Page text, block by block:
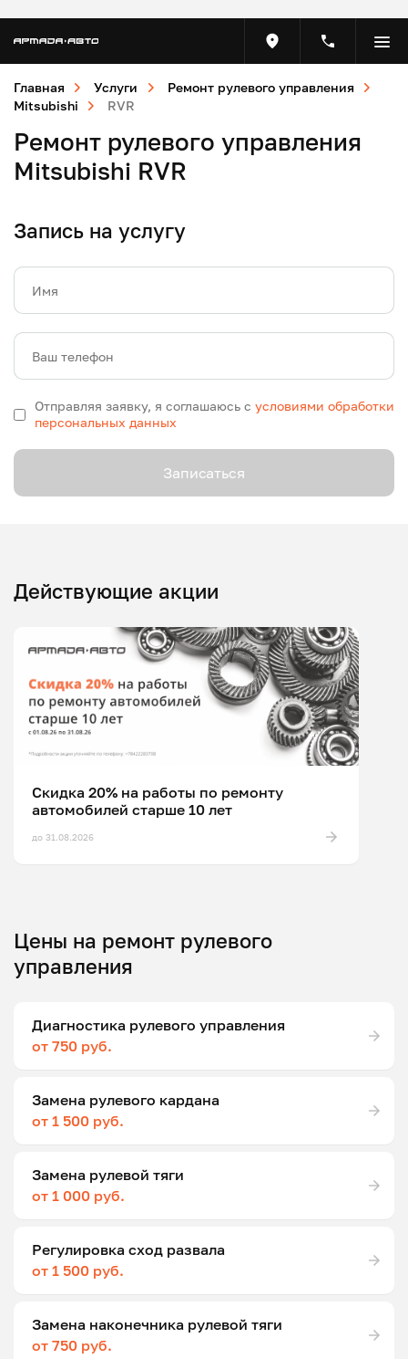
Главная Услуги
Ремонт рулевого управления
Mitsubishi
RVR
Ремонт рулевого управления
Mitsubishi RVR
Запись на услугу
Имя
Ваш телефон
Отправляя заявку, я соглашаюсь с условиями обработки
персональных данных
Записаться
Действующие акции
Скидка 20% на работы по ремонту
автомобилей старше 10 лет
до 31.08.2026
Цены на ремонт рулевого
управления
Диагностика рулевого управления
от 750 руб.
Замена рулевого кардана
от 1 500 руб.
Замена рулевой тяги
от 1 000 руб.
Регулировка сход развала
от 1 500 руб.
Замена наконечника рулевой тяги
от 750 руб.